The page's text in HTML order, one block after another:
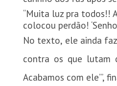
“Muita luz pra todos!!
colocou perdão!
No texto, ele ainda
contra os que lutam
Acabamos com ele’”,